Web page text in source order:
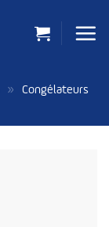
»
Congélateurs